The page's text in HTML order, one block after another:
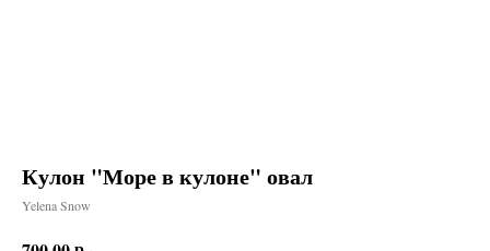
Кулон "Море в кулоне" овал
Yelena Snow